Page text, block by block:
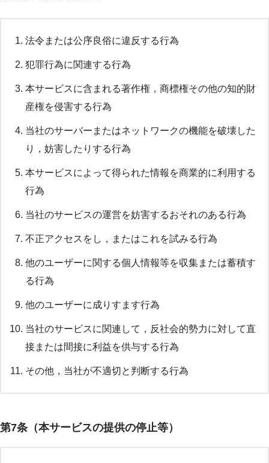
法令または公序良俗に違反する行為
犯罪行為に関連する行為
本サービスに含まれる著作権，商標権その他の知的財
産権を侵害する行為
当社のサーバーまたはネットワークの機能を破壊した
り，妨害したりする行為
本サービスによって得られた情報を商業的に利用する
行為
当社のサービスの運営を妨害するおそれのある行為
不正アクセスをし，またはこれを試みる行為
他のユーザーに関する個人情報等を収集または蓄積す
る行為
他のユーザーに成りすます行為
当社のサービスに関連して，反社会的勢力に対して直
接または間接に利益を供与する行為
その他，当社が不適切と判断する行為
第7条（本サービスの提供の停止等）